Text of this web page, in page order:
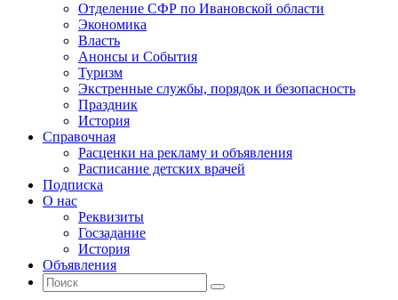
Отделение СФР по Ивановской области
Экономика
Власть
Анонсы и События
Туризм
Экстренные службы, порядок и безопасность
Праздник
История
Справочная
Расценки на рекламу и объявления
Расписание детских врачей
Подписка
О нас
Реквизиты
Госзадание
История
Объявления
Поиск
Искать:
Поиск